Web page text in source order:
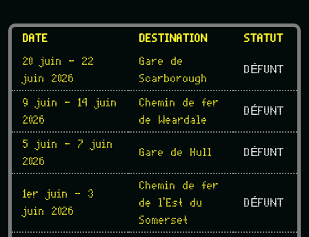
DATE DESTINATION
STATUT
20 juin - 22
juin 2026
Gare de
Scarborough
DÉFUNT
9 juin - 14 juin
2026
Chemin de fer
de Weardale
DÉFUNT
5 juin - 7 juin
2026
Gare de Hull DÉFUNT
1er juin - 3
juin 2026
Chemin de fer
de l'Est du
Somerset
DÉFUNT